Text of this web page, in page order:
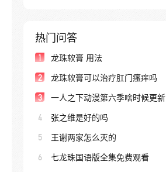
热门问答
1 龙珠软膏 用法
2 龙珠软膏可以治疗肛门瘙痒吗
3 一人之下动漫第六季啥时候更新
4 张之维是好的吗
5 王谢两家怎么灭的
6 七龙珠国语版全集免费观看